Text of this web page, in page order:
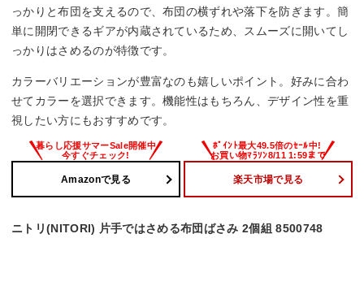
っかりと布団を支えるので、布団の横ずれや落下を防ぎます。簡
単に開閉できるギアが内蔵されているため、スムーズに開いてし
っかりはさめるのが特徴です。
カラーバリエーションが豊富なのも嬉しいポイント。好みに合わ
せてカラーを選択できます。機能性はもちろん、デザイン性を重
視したい方にもおすすめです。
Amazonで見る 楽天市場で見る
ニトリ(NITORI) 片手ではさめる布団ばさみ 2個組 8500748